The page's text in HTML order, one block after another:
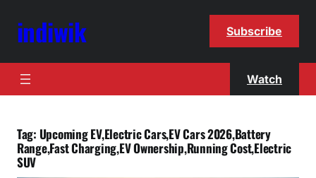
indiwik Subscribe
Watch
Tag: Upcoming EV,Electric Cars,EV Cars 2026,Battery
Range,Fast Charging,EV Ownership,Running Cost,Electric
SUV